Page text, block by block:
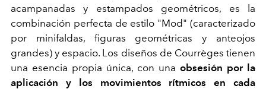
acampanadas y estampados geométricos, es la
combinación perfecta de estilo "Mod" (caracterizado
por minifaldas, figuras geométricas y anteojos
grandes) y espacio. Los diseños de Courrèges tienen
una esencia propia única, con una obsesión por la
aplicación y los movimientos rítmicos en cada